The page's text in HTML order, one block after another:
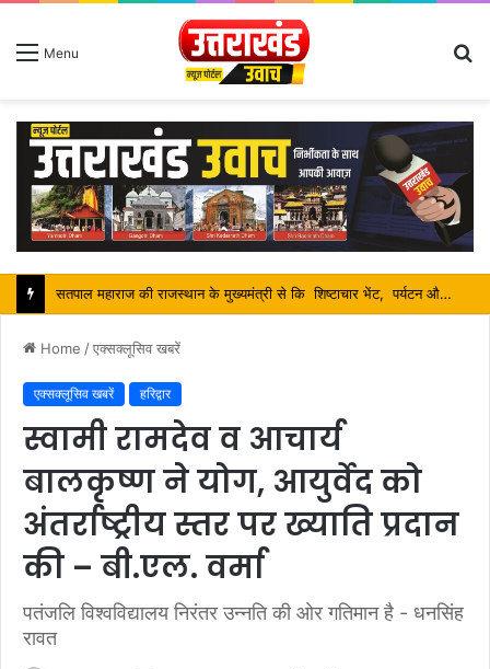
Menu
श्रावण मास में शिव भक्तों की निस्वार्थ सेवा करना ही सच्ची शिव आराधना है-महंत बिष्णु दास
Home /एक्सक्लूसिव खबरें
एक्सक्लूसिव खबरें हरिद्वार
स्वामी रामदेव व आचार्य
बालकृष्ण ने योग, आयुर्वेद को
अंतर्राष्ट्रीय स्तर पर ख्याति प्रदान
की – बी.एल. वर्मा
पतंजलि विश्वविद्यालय निरंतर उन्नति की ओर गतिमान है - धनसिंह
रावत